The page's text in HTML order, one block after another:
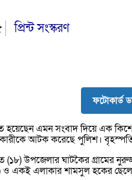
প্রিন্ট সংস্করণ
ফটোকার্ড
হয়েছেন এমন সংবাদ দিয়ে এক
আটক করেছে পুলিশ।
উপজেলার ঘাটকৈর গ্রামের
একই এলাকার শামসুল হকের ছেলে